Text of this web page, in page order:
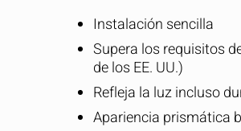
Instalación sencilla
Supera los requisitos
de los EE. UU.)
Refleja la luz incluso
Apariencia prismática